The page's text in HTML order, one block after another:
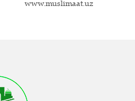
www.muslimaat.uz